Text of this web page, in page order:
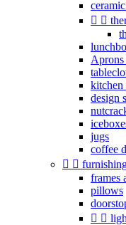
 
kitchen
design
jugs
coffee
 
frames
pillows
 